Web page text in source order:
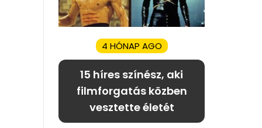
4 HÓNAP AGO
15 híres színész, aki
filmforgatás közben
vesztette életét